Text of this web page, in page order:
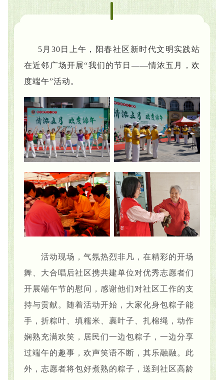
5月30日上午，阳春社区新时代文明实践站
在近邻广场开展“我们的节日——情浓五月，欢
度端午”活动。
活动现场，气氛热烈非凡，在精彩的开场
舞、大合唱后社区携共建单位对优秀志愿者们
开展端午节的慰问，感谢他们对社区工作的支
持与贡献。随着活动开始，大家化身包粽子能
手，折粽叶、填糯米、裹叶子、扎棉绳，动作
娴熟充满欢笑，居民们一边包粽子，一边分享
过端午的趣事，欢声笑语不断，其乐融融。此
外，志愿者将包好煮熟的粽子，送到社区高龄